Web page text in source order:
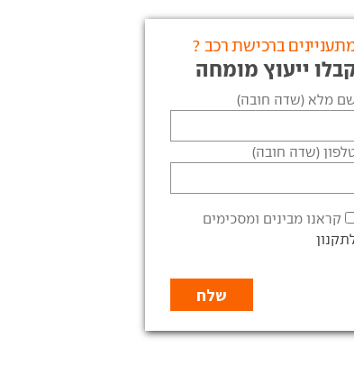
ברכישת רכב ?
ייעוץ מומחה
מלא (שדה חובה)
(שדה חובה)
קראנו מבינים ומסכימים